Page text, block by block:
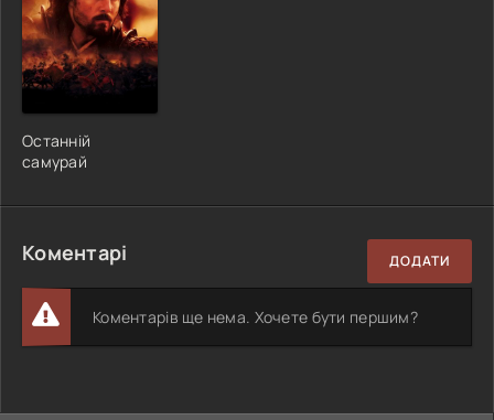
Останній
самурай
Коментарі ДОДАТИ
Коментарів ще нема. Хочете бути першим?